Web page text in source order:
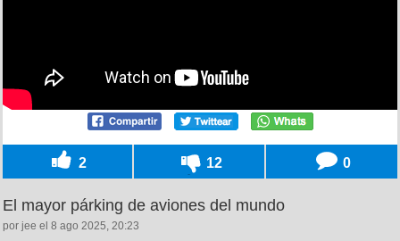
2 12 0
El mayor párking de aviones del mundo
por jee el 8 ago 2025, 20:23